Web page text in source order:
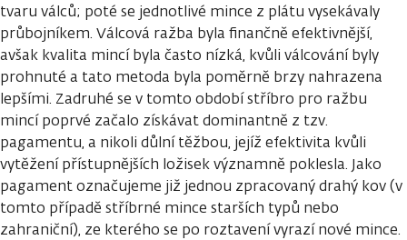
tvaru válců; poté se jednotlivé mince z plátu vysekávaly
průbojníkem. Válcová ražba byla finančně efektivnější,
avšak kvalita mincí byla často nízká, kvůli válcování byly
prohnuté a tato metoda byla poměrně brzy nahrazena
lepšími. Zadruhé se v tomto období stříbro pro ražbu
mincí poprvé začalo získávat dominantně z tzv.
pagamentu, a nikoli důlní těžbou, jejíž efektivita kvůli
vytěžení přístupnějších ložisek významně poklesla. Jako
pagament označujeme již jednou zpracovaný drahý kov (v
tomto případě stříbrné mince starších typů nebo
zahraniční), ze kterého se po roztavení vyrazí nové mince.